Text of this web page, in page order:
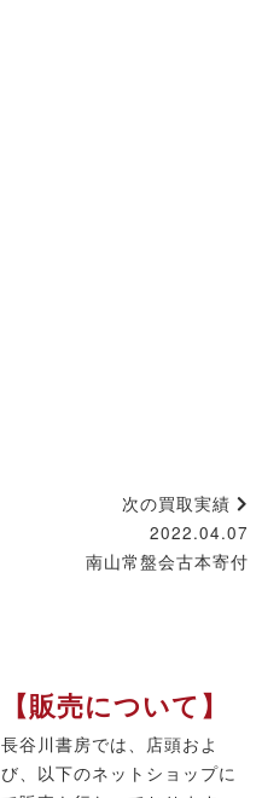
次の買取実績
2022.04.07
南山常盤会古本寄付
【販売について】
長谷川書房では、店頭およ
び、以下のネットショップに